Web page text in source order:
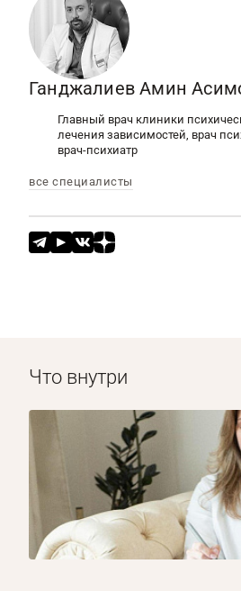
Ганджалиев Амин
Главный врач клиники
лечения зависимостей, врач
врач-психиатр
все специалисты
Что внутри